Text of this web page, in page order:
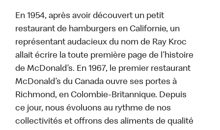
En 1954, après avoir découvert un petit
restaurant de hamburgers en Californie, un
représentant audacieux du nom de Ray Kroc
allait écrire la toute première page de l’histoire
de McDonald’s. En 1967, le premier restaurant
McDonald’s du Canada ouvre ses portes à
Richmond, en Colombie-Britannique. Depuis
ce jour, nous évoluons au rythme de nos
collectivités et offrons des aliments de qualité